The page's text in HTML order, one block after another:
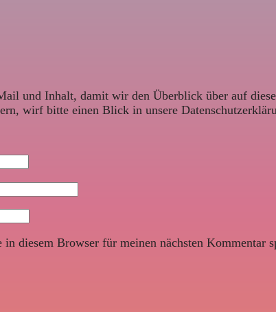
und Inhalt, damit wir den Überblick über auf
wirf bitte einen Blick in unsere
diesem Browser für meinen nächsten Kommentar